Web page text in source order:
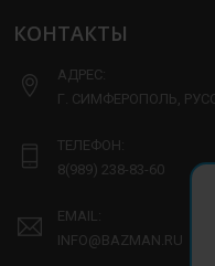
КОНТАКТЫ
АДРЕС:
Г. СИМФЕРОПОЛЬ,
ТЕЛЕФОН:
8(989) 238-83-60
EMAIL:
INFO@BAZMAN.RU